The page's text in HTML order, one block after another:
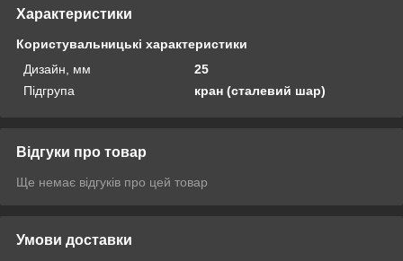
Характеристики
Користувальницькі характеристики
Дизайн, мм
25
Підгрупа
кран (сталевий шар)
Відгуки про товар
Ще немає відгуків про цей товар
Умови доставки